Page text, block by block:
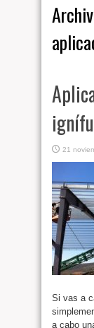
21
Si vas a
a cabo